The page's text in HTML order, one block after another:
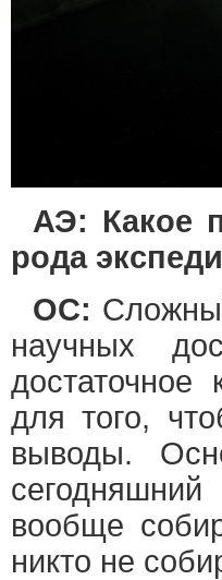
АЭ: Какое
рода
ОС:
научных
достаточное
для того,
выводы.
вообще
никто не